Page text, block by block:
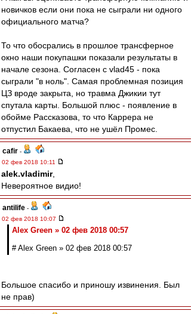
новичков если они пока не сыграли ни одного
официального матча?
То что обосрались в прошлое трансферное
окно наши покупашки показали результаты в
начале сезона. Согласен с vlad45 - пока
сыграли "в ноль". Самая проблемная позиция
ЦЗ вроде закрыта, но травма Джикии тут
спутала карты. Большой плюс - появление в
обойме Рассказова, то что Каррера не
отпустил Бакаева, что не ушёл Промес.
cafir -
02 фев 2018 10:11
alek.vladimir,
Невероятное видио!
antilife -
02 фев 2018 10:07
Alex Green » 02 фев 2018 00:57
# Alex Green » 02 фев 2018 00:57
Большое спасибо и приношу извинения. Был
не прав)